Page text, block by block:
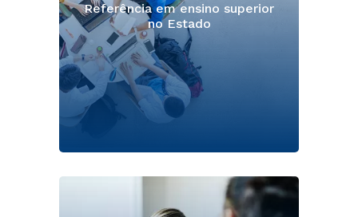
Referência em ensino superior
no Estado